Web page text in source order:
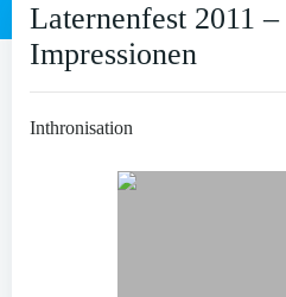
Laternenfest 2011
Impressionen
Inthronisation